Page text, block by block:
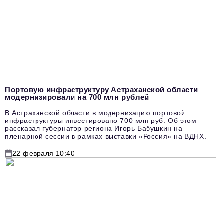
Портовую инфраструктуру Астраханской области
модернизировали на 700 млн рублей
В Астраханской области в модернизацию портовой
инфраструктуры инвестировано 700 млн руб. Об этом
рассказал губернатор региона Игорь Бабушкин на
пленарной сессии в рамках выставки «Россия» на ВДНХ.
22 февраля 10:40